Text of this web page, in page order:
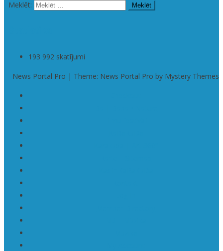
Meklēt:
193 992 skatījumi
News Portal Pro | Theme: News Portal Pro by Mystery Themes